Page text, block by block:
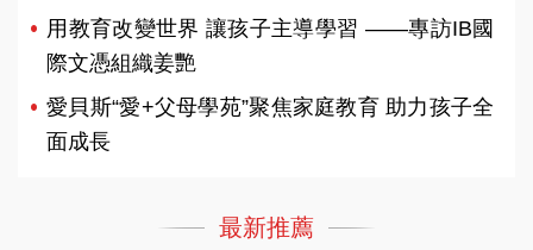
用教育改變世界 讓孩子主導學習 ——專訪IB國
際文憑組織姜艷
愛貝斯“愛+父母學苑”聚焦家庭教育 助力孩子全
面成長
最新推薦